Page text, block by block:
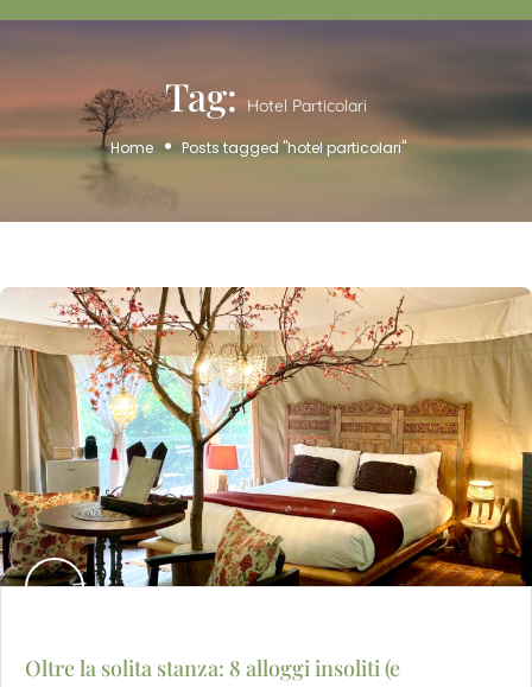
Tag: Hotel Particolari
Home Posts tagged "hotel particolari"
Oltre la solita stanza: 8 alloggi insoliti (e